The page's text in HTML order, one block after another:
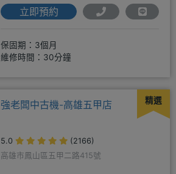
立即預約
保固期：3個月
維修時間：30分鐘
精選
強老闆中古機-高雄五甲店
5.0
(2166)
高雄市鳳山區五甲二路415號